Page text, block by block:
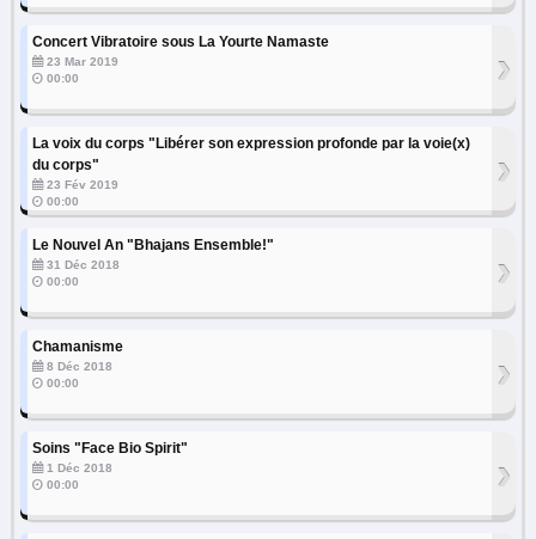
Concert Vibratoire sous La Yourte Namaste
23 Mar 2019
00:00
›
La voix du corps "Libérer son expression profonde par la voie(x)
du corps"
23 Fév 2019
00:00
›
Le Nouvel An "Bhajans Ensemble!"
31 Déc 2018
00:00
›
Chamanisme
8 Déc 2018
00:00
›
Soins "Face Bio Spirit"
1 Déc 2018
00:00
›